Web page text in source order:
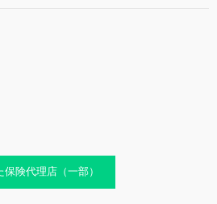
険代理店（一部）